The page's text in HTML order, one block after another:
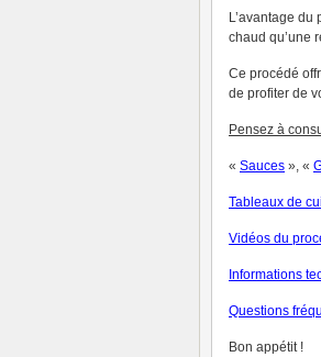
L’avantage
chaud qu’une
Ce procédé
de profiter de
Pensez à
« Sauces », «
Tableaux de
Vidéos du
Informations
Questions
Bon appétit !